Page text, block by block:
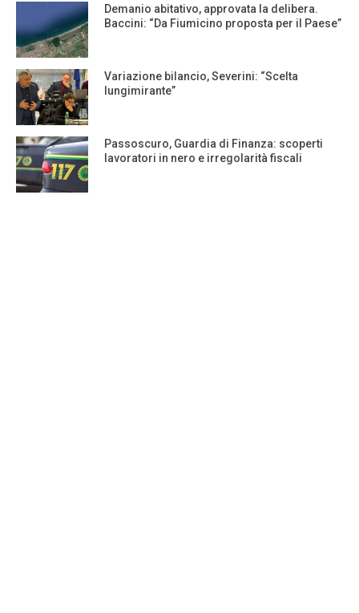
Demanio abitativo, approvata la delibera.
Baccini: “Da Fiumicino proposta per il Paese”
Variazione bilancio, Severini: “Scelta
lungimirante”
Passoscuro, Guardia di Finanza: scoperti
lavoratori in nero e irregolarità fiscali